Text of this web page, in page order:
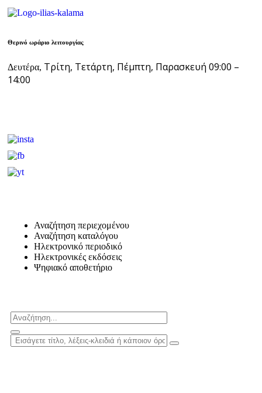
Θερινό ωράριο λειτουργίας
Δευτέρα, Τρίτη, Τετάρτη, Πέμπτη, Παρασκευή 09:00 –
14:00
Αναζήτηση περιεχομένου
Αναζήτηση καταλόγου
Ηλεκτρονικό περιοδικό
Ηλεκτρονικές εκδόσεις
Ψηφιακό αποθετήριο